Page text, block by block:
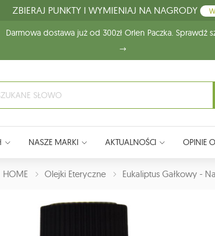
ZBIERAJ PUNKTY I WYMIENIAJ NA NAGRODY
Darmowa dostawa już od 300zł Orlen Paczka. Sprawdź
NASZE MARKI AKTUALNOŚCI OPINIE
HOME Olejki Eteryczne Eukaliptus Gałkowy -